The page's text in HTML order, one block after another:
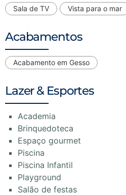
Sala de TV
Vista para o mar
Acabamentos
Acabamento em Gesso
Lazer & Esportes
Academia
Brinquedoteca
Espaço gourmet
Piscina
Piscina Infantil
Playground
Salão de festas